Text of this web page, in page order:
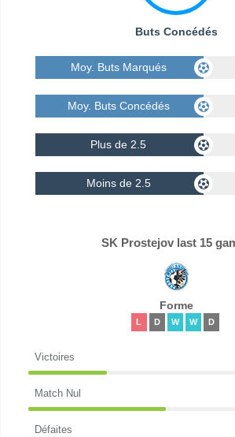
Buts Concédés
Moy. Buts Marqués
Moy. Buts Concédés
Plus de 2.5
Moins de 2.5
SK Prostejov last 15
Forme
L D W W D
Victoires
Match Nul
Défaites